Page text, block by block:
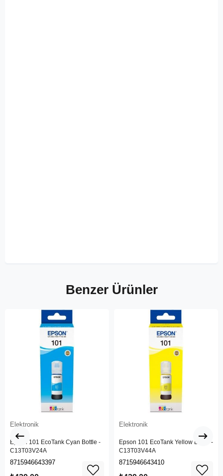
Benzer Ürünler
Elektronik
Epson 101 EcoTank Cyan Bottle -
C13T03V24A
8715946643397
Elektronik
Epson 101 EcoTank Yellow Bottle -
C13T03V44A
8715946643410